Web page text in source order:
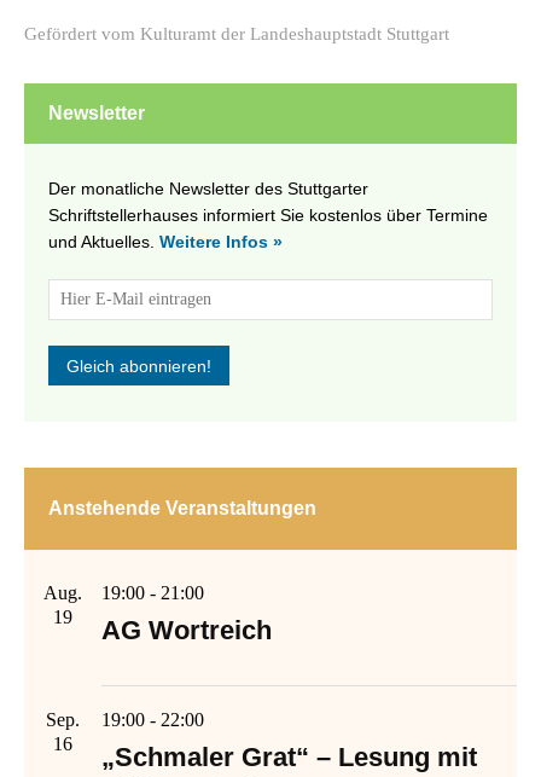
Gefördert vom Kulturamt der Landeshauptstadt Stuttgart
Newsletter
Der monatliche Newsletter des Stuttgarter
Schriftstellerhauses informiert Sie kostenlos über Termine
und Aktuelles. Weitere Infos »
Anstehende Veranstaltungen
Aug.
19
19:00 - 21:00
AG Wortreich
Sep.
16
19:00 - 22:00
„Schmaler Grat“ – Lesung mit